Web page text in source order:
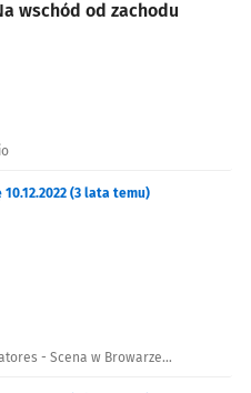
wschód od zachodu
10.12.2022 (3 lata temu)
- Scena w Browarze